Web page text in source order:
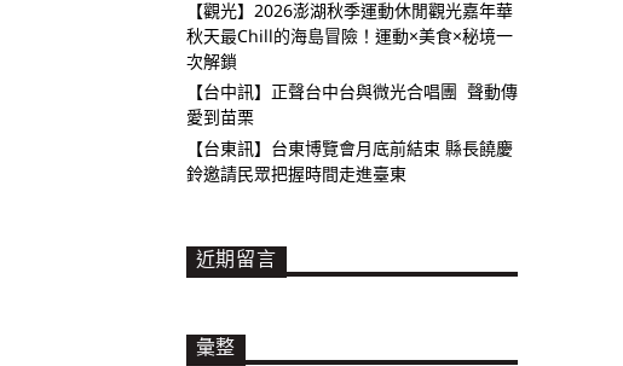
【觀光】2026澎湖秋季運動休閒觀光嘉年華
秋天最Chill的海島冒險！運動×美食×秘境一
次解鎖
【台中訊】正聲台中台與微光合唱團 聲動傳
愛到苗栗
【台東訊】台東博覽會月底前結束 縣長饒慶
鈴邀請民眾把握時間走進臺東
近期留言
彙整